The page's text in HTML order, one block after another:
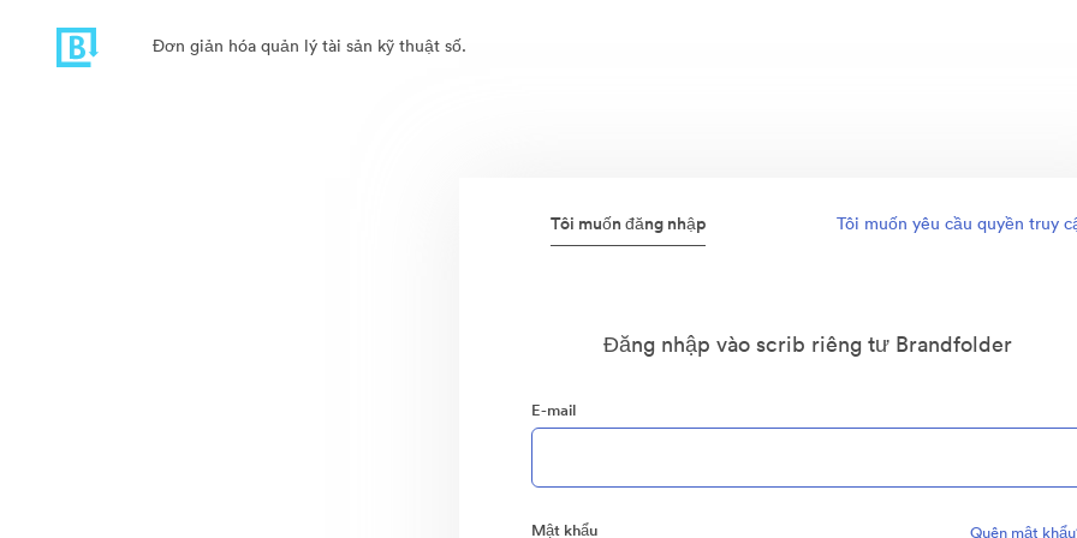
Đơn giản hóa quản lý tài sản kỹ thuật số.
Tôi muốn đăng nhập Tôi muốn yêu cầu quyền truy
Đăng nhập vào scrib riêng tư Brandfolder
E-mail
Mật khẩu Quên mật